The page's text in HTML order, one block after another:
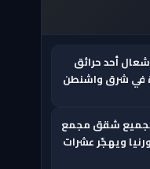
أحد حرائق
في شرق واشنطن
شقق مجمع
ويهجّر عشرات